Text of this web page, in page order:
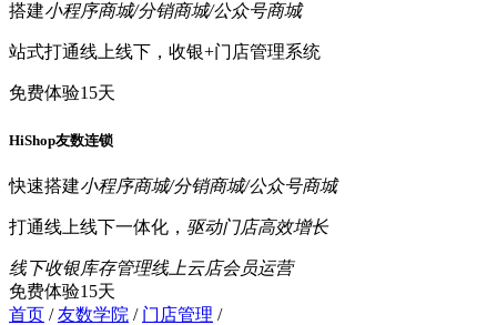
搭建小程序商城/分销商城/公众号商城
站式打通线上线下，收银+门店管理系统
免费体验15天
HiShop友数连锁
快速搭建小程序商城/分销商城/公众号商城
打通线上线下一体化， 驱动门店高效增长
线下收银库存管理线上云店会员运营
免费体验15天
首页 /友数学院 / 门店管理 /